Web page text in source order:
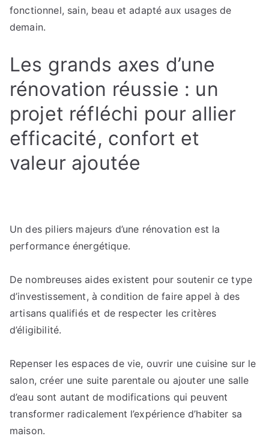
fonctionnel, sain, beau et adapté aux usages de
demain.
Les grands axes d’une
rénovation réussie : un
projet réfléchi pour allier
efficacité, confort et
valeur ajoutée
Un des piliers majeurs d’une rénovation est la
performance énergétique.
De nombreuses aides existent pour soutenir ce type
d’investissement, à condition de faire appel à des
artisans qualifiés et de respecter les critères
d’éligibilité.
Repenser les espaces de vie, ouvrir une cuisine sur le
salon, créer une suite parentale ou ajouter une salle
d’eau sont autant de modifications qui peuvent
transformer radicalement l’expérience d’habiter sa
maison.